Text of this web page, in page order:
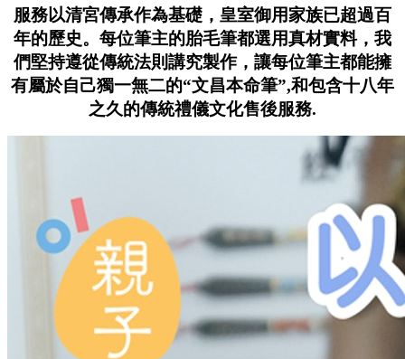
服務以清宮傳承作為基礎，皇室御用家族已超過百
年的歷史。每位筆主的胎毛筆都選用真材實料，我
們堅持遵從傳統法則講究製作，讓每位筆主都能擁
有屬於自己獨一無二的“文昌本命筆”,和包含十八年
之久的傳統禮儀文化售後服務.